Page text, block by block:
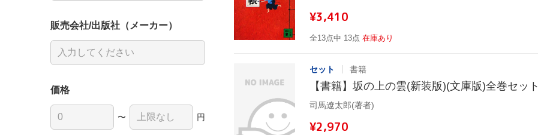
¥3,410
全13点中 13点 在庫あり
セット 書籍
【書籍】坂の上の雲(新装版)(文庫版)全巻セット
司馬遼太郎(著者)
¥2,970
販売会社/出版社（メーカー）
価格
〜 円